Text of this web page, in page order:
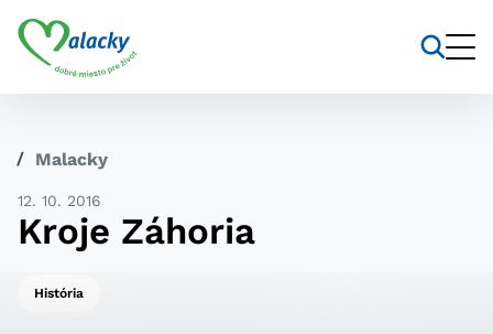
Malacky
12. 10. 2016
Kroje Záhoria
História
Cookies sú malé súbory, do ktorých webové stránky
môžu ukladať informácie o vašej aktivite a
preferenciách. Používajú sa napríklad k tomu, aby si
webový prehliadač zapamätoval Vaše prihlásenie alebo